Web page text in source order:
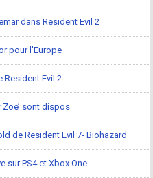
dans Resident Evil 2
pour l'Europe
Resident Evil 2
Zoe’ sont dispos
de Resident Evil 7- Biohazard
sur PS4 et Xbox One